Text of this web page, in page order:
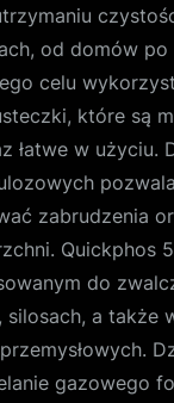
od domów po
celu
które są
łatwe w użyciu.
zabrudzenia
Quickphos
do
silosach, a także
gazowego